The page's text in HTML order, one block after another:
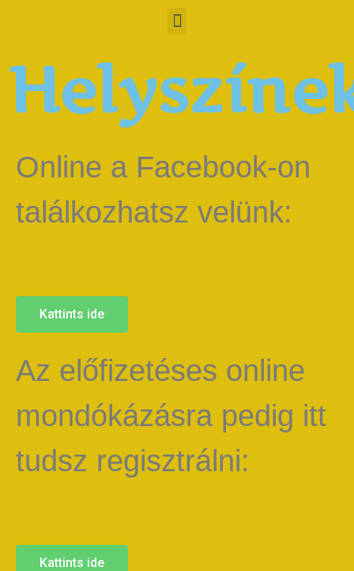
Online a Facebook-on
találkozhatsz velünk:
Kattints ide
Az előfizetéses online
mondókázásra pedig itt
tudsz regisztrálni:
Kattints ide